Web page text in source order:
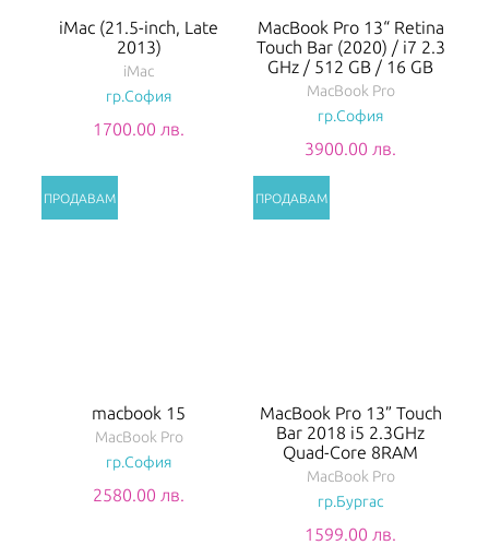
iMac (21.5-inch, Late
2013)
iMac
гр.София
1700.00 лв.
MacBook Pro 13“ Retina
Touch Bar (2020) / i7 2.3
GHz / 512 GB / 16 GB
MacBook Pro
гр.София
3900.00 лв.
macbook 15
MacBook Pro
гр.София
2580.00 лв.
MacBook Pro 13” Touch
Bar 2018 i5 2.3GHz
Quad-Core 8RAM
MacBook Pro
гр.Бургас
1599.00 лв.